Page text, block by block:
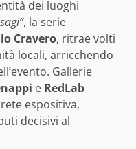
dei luoghi
, la serie
Cravero, ritrae volti
locali, arricchendo
Gallerie
e RedLab
espositiva,
decisivi al